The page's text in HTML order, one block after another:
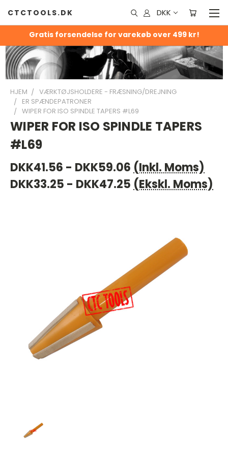
Gratis forsendelse for varekøb over 499 kr!
CTCTOOLS.DK DKK
HJEM
VÆRKTØJSHOLDERE - FRÆSNING/DREJNING
ER SPÆNDEPATRONER
WIPER FOR ISO SPINDLE TAPERS #L69
WIPER FOR ISO SPINDLE TAPERS
#L69
DKK41.56 - DKK59.06 (Inkl. Moms)
DKK33.25 - DKK47.25 (Ekskl. Moms)